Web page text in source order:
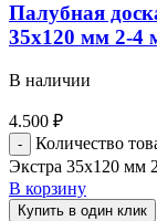
Палубная
35х120 мм 2-4
В наличии
4.500 ₽
Количество
Экстра 35х120 мм
В корзину
Купить в один клик